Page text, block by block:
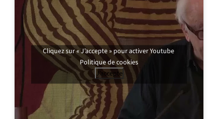
Cliquez sur « J’accepte » pour activer Youtube
Politique de cookies
J’accepte